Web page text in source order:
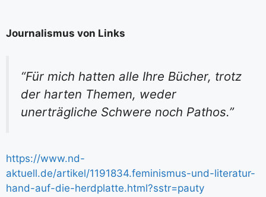
Journalismus von Links
“Für mich hatten alle Ihre Bücher, trotz
der harten Themen, weder
unerträgliche Schwere noch Pathos.”
https://www.nd-
aktuell.de/artikel/1191834.feminismus-und-literatur-
hand-auf-die-herdplatte.html?sstr=pauty